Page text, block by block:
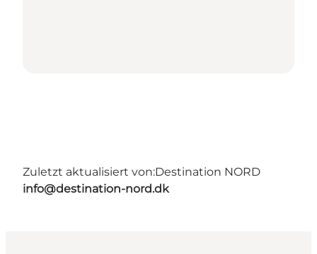
Zuletzt aktualisiert von:Destination NORD
info@destination-nord.dk